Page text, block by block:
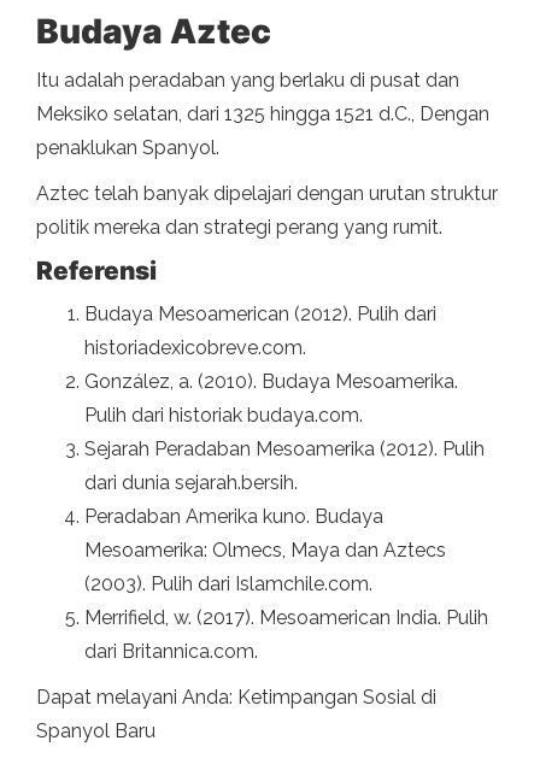
Budaya Aztec
Itu adalah peradaban yang berlaku di pusat dan
Meksiko selatan, dari 1325 hingga 1521 d.C., Dengan
penaklukan Spanyol.
Aztec telah banyak dipelajari dengan urutan struktur
politik mereka dan strategi perang yang rumit.
Referensi
Budaya Mesoamerican (2012). Pulih dari
historiadexicobreve.com.
González, a. (2010). Budaya Mesoamerika.
Pulih dari historiak budaya.com.
Sejarah Peradaban Mesoamerika (2012). Pulih
dari dunia sejarah.bersih.
Peradaban Amerika kuno. Budaya
Mesoamerika: Olmecs, Maya dan Aztecs
(2003). Pulih dari Islamchile.com.
Merrifield, w. (2017). Mesoamerican India. Pulih
dari Britannica.com.
Dapat melayani Anda: Ketimpangan Sosial di
Spanyol Baru